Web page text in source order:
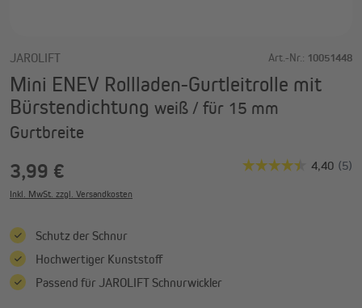
JAROLIFT Art.-Nr.: 10051448
Mini ENEV Rollladen-Gurtleitrolle mit
Bürstendichtung weiß / für 15 mm
Gurtbreite
3,99 €
Inkl. MwSt. zzgl. Versandkosten
Schutz der Schnur
Hochwertiger Kunststoff
Passend für JAROLIFT Schnurwickler